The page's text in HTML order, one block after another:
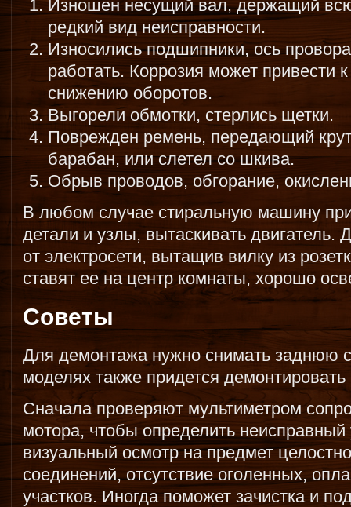
Изношен несущий вал, держащий
редкий вид неисправности.
Износились подшипники, ось
работать. Коррозия может
снижению оборотов.
Выгорели обмотки, стерлись щетки.
Поврежден ремень, передающий
барабан, или слетел со шкива.
Обрыв проводов, обгорание,
В любом случае стиральную машину
детали и узлы, вытаскивать
от электросети, вытащив вилку из
ставят ее на центр комнаты, хорошо
Советы
Для демонтажа нужно снимать заднюю
моделях также придется
Сначала проверяют мультиметром
мотора, чтобы определить
визуальный осмотр на предмет
соединений, отсутствие оголенных,
участков. Иногда поможет зачистка и